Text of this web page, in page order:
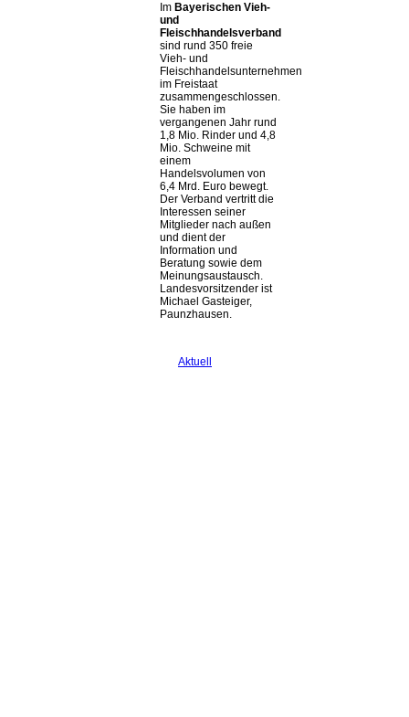
Im Bayerischen Vieh-
und
Fleischhandelsverband
sind rund 350 freie
Vieh- und
Fleischhandelsunternehmen
im Freistaat
zusammengeschlossen.
Sie haben im
vergangenen Jahr rund
1,8 Mio. Rinder und 4,8
Mio. Schweine mit
einem
Handelsvolumen von
6,4 Mrd. Euro bewegt.
Der Verband vertritt die
Interessen seiner
Mitglieder nach außen
und dient der
Information und
Beratung sowie dem
Meinungsaustausch.
Landesvorsitzender ist
Michael Gasteiger,
Paunzhausen.
Aktuell